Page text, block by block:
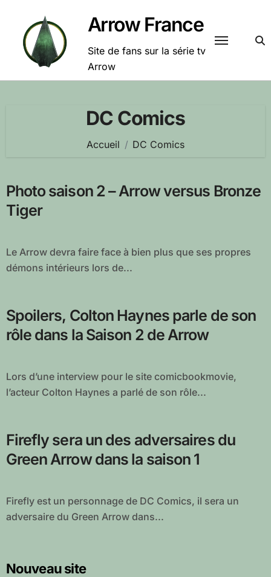
contenu
Arrow France
Site de fans sur la série tv
Arrow
DC Comics
Accueil DC Comics
Photo saison 2 – Arrow versus Bronze
Tiger
Le Arrow devra faire face à bien plus que ses propres
démons intérieurs lors de...
Spoilers, Colton Haynes parle de son
rôle dans la Saison 2 de Arrow
Lors d’une interview pour le site comicbookmovie,
l’acteur Colton Haynes a parlé de son rôle...
Firefly sera un des adversaires du
Green Arrow dans la saison 1
Firefly est un personnage de DC Comics, il sera un
adversaire du Green Arrow dans...
Nouveau site